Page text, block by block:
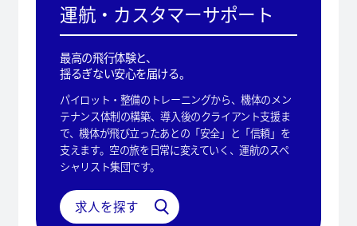
運航・カスタマーサポート
最高の飛行体験と、
揺るぎない安心を届ける。
パイロット・整備のトレーニングから、機体のメン
テナンス体制の構築、導入後のクライアント支援ま
で、機体が飛び立ったあとの「安全」と「信頼」を
支えます。空の旅を日常に変えていく、運航のスペ
シャリスト集団です。
求人を探す